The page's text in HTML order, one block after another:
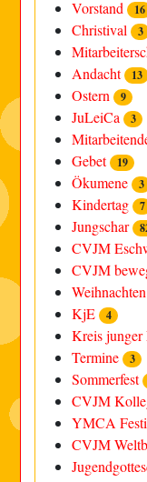
Vorstand 16
Christival 3
Andacht 13
Ostern 9
JuLeiCa 3
Gebet 19
Ökumene 3
Kindertag 7
Jungschar
CVJM
CVJM
KjE 4
Kreis junger
Termine 3
Sommerfest
CVJM
YMCA
CVJM